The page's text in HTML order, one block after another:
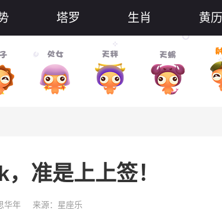
塔罗 生肖 黄历
准是上上签！
华年 来源：星座乐